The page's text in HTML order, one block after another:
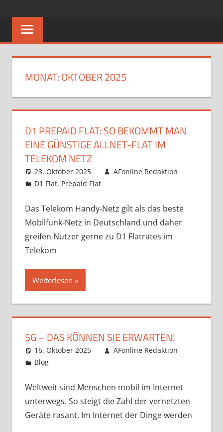
springen
FLAT
Allnet
Flat
Das
Sorglos-
MONAT:OKTOBER 2025
D1 PREPAID FLAT: SO BEKOMMT MAN
EINE GÜNSTIGE ALLNET-FLAT IM
TELEKOM NETZ
23. Oktober 2025
AFonline Redaktion
D1 Flat, Prepaid Flat
Das Telekom Handy-Netz gilt als das beste
Mobilfunk-Netz in Deutschland und daher
greifen Nutzer gerne zu D1 Flatrates im
Telekom
Weiterlesen
5G – DAS KÖNNEN SIE ERWARTEN!
16. Oktober 2025
AFonline Redaktion
Blog
Weltweit sind Menschen mobil im Internet
unterwegs. So steigt die Zahl der vernetzten
Geräte rasant. Im Internet der Dinge werden